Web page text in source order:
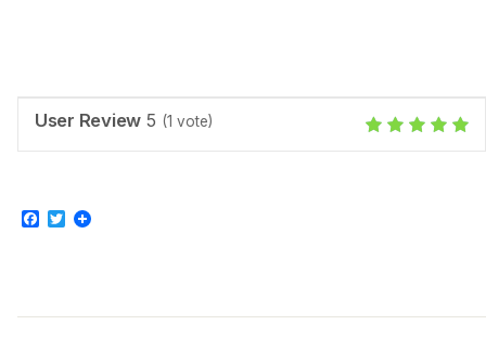
User Review 5 (1 vote)
Facebook
Twitter